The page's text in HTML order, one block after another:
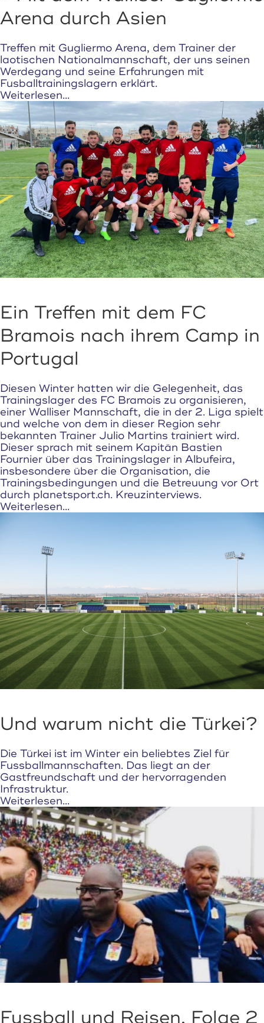
Arena durch Asien
Treffen mit Gugliermo Arena, dem Trainer der
laotischen Nationalmannschaft, der uns seinen
Werdegang und seine Erfahrungen mit
Fusballtrainingslagern erklärt.
Weiterlesen...
Ein Treffen mit dem FC
Bramois nach ihrem Camp in
Portugal
Diesen Winter hatten wir die Gelegenheit, das
Trainingslager des FC Bramois zu organisieren,
einer Walliser Mannschaft, die in der 2. Liga spielt
und welche von dem in dieser Region sehr
bekannten Trainer Julio Martins trainiert wird.
Dieser sprach mit seinem Kapitän Bastien
Fournier über das Trainingslager in Albufeira,
insbesondere über die Organisation, die
Trainingsbedingungen und die Betreuung vor Ort
durch planetsport.ch. Kreuzinterviews.
Weiterlesen...
Und warum nicht die Türkei?
Die Türkei ist im Winter ein beliebtes Ziel für
Fussballmannschaften. Das liegt an der
Gastfreundschaft und der hervorragenden
Infrastruktur.
Weiterlesen...
Fussball und Reisen, Folge 2